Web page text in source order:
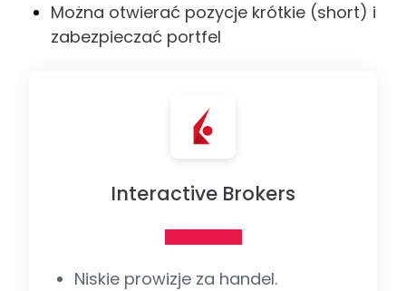
Można otwierać pozycje krótkie (short) i
zabezpieczać portfel
Interactive Brokers
Niskie prowizje za handel.